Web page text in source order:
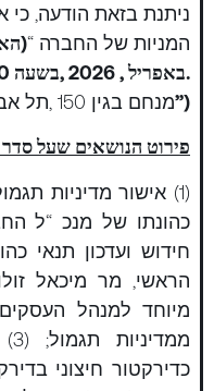
ניתנת בזאת הודעה,
המניות של החברה “
.באפריל , 2026 ,בשעה 14:00
מנחם בגין 150 ,תל אביב – יפוהאסיפה”)
:פירוט הנושאים שעל סדר
חידוש ועדכון תנאי
מיוחד למנהל
כדירקטור חיצוני